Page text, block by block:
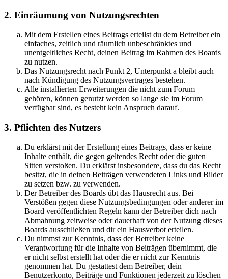
2. Einräumung von Nutzungsrechten
Mit dem Erstellen eines Beitrags erteilst du dem Betreiber ein
einfaches, zeitlich und räumlich unbeschränktes und
unentgeltliches Recht, deinen Beitrag im Rahmen des Boards
zu nutzen.
Das Nutzungsrecht nach Punkt 2, Unterpunkt a bleibt auch
nach Kündigung des Nutzungsvertrages bestehen.
Alle installierten Erweiterungen die nicht zum Forum
gehören, können genutzt werden so lange sie im Forum
verfügbar sind, es besteht kein Anspruch darauf.
3. Pflichten des Nutzers
Du erklärst mit der Erstellung eines Beitrags, dass er keine
Inhalte enthält, die gegen geltendes Recht oder die guten
Sitten verstoßen. Du erklärst insbesondere, dass du das Recht
besitzt, die in deinen Beiträgen verwendeten Links und Bilder
zu setzen bzw. zu verwenden.
Der Betreiber des Boards übt das Hausrecht aus. Bei
Verstößen gegen diese Nutzungsbedingungen oder anderer im
Board veröffentlichten Regeln kann der Betreiber dich nach
Abmahnung zeitweise oder dauerhaft von der Nutzung dieses
Boards ausschließen und dir ein Hausverbot erteilen.
Du nimmst zur Kenntnis, dass der Betreiber keine
Verantwortung für die Inhalte von Beiträgen übernimmt, die
er nicht selbst erstellt hat oder die er nicht zur Kenntnis
genommen hat. Du gestattest dem Betreiber, dein
Benutzerkonto, Beiträge und Funktionen jederzeit zu löschen